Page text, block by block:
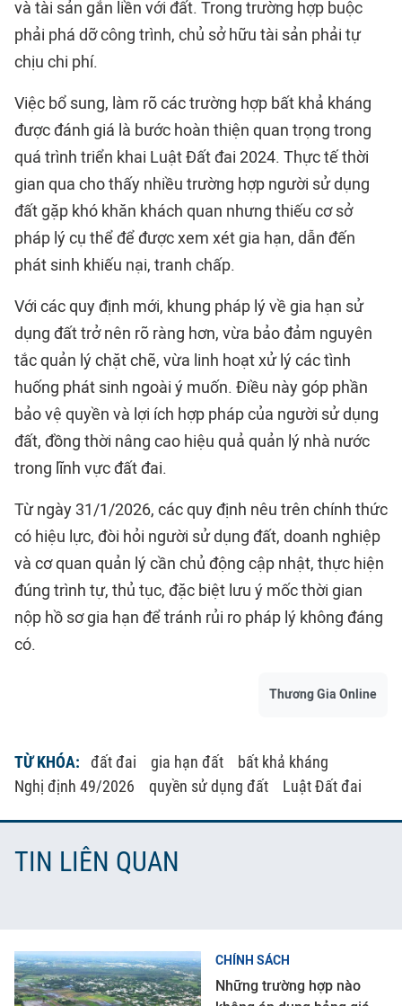
và tài sản gắn liền với đất. Trong trường hợp buộc
phải phá dỡ công trình, chủ sở hữu tài sản phải tự
chịu chi phí.
Việc bổ sung, làm rõ các trường hợp bất khả kháng
được đánh giá là bước hoàn thiện quan trọng trong
quá trình triển khai Luật Đất đai 2024. Thực tế thời
gian qua cho thấy nhiều trường hợp người sử dụng
đất gặp khó khăn khách quan nhưng thiếu cơ sở
pháp lý cụ thể để được xem xét gia hạn, dẫn đến
phát sinh khiếu nại, tranh chấp.
Với các quy định mới, khung pháp lý về gia hạn sử
dụng đất trở nên rõ ràng hơn, vừa bảo đảm nguyên
tắc quản lý chặt chẽ, vừa linh hoạt xử lý các tình
huống phát sinh ngoài ý muốn. Điều này góp phần
bảo vệ quyền và lợi ích hợp pháp của người sử dụng
đất, đồng thời nâng cao hiệu quả quản lý nhà nước
trong lĩnh vực đất đai.
Từ ngày 31/1/2026, các quy định nêu trên chính thức
có hiệu lực, đòi hỏi người sử dụng đất, doanh nghiệp
và cơ quan quản lý cần chủ động cập nhật, thực hiện
đúng trình tự, thủ tục, đặc biệt lưu ý mốc thời gian
nộp hồ sơ gia hạn để tránh rủi ro pháp lý không đáng
có.
Thương Gia Online
TỪ KHÓA: đất đai gia hạn đất
bất khả kháng
Nghị định 49/2026
quyền sử dụng đất Luật Đất đai
TIN LIÊN QUAN
CHÍNH SÁCH
Những trường hợp nào